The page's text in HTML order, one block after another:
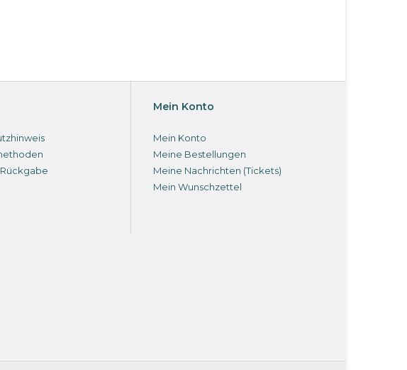
Mein Konto
Mein Konto
Meine Bestellungen
Meine Nachrichten (Tickets)
Mein Wunschzettel